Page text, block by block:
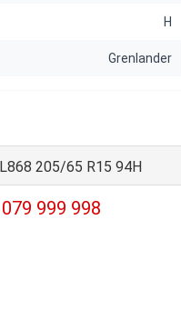
H
Grenlander
205/65 R15 94H
079 999 998